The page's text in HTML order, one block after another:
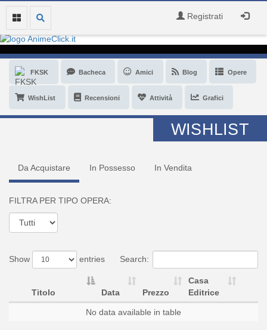
Registrati
FKSK Bacheca Amici Blog Opere
WishList Recensioni Attività Grafici
WISHLIST
Da Acquistare In Possesso In Vendita
FILTRA PER TIPO OPERA:
Show entries Search:
Titolo Data Prezzo
Casa
Editrice
No data available in table